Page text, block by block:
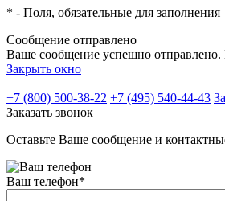
* - Поля, обязательные для заполнения
Сообщение отправлено
Ваше сообщение успешно
Закрыть окно
+7 (800) 500-38-22 +7 (495) 540-44-43
Заказать звонок
Оставьте Ваше сообщение и
Ваш телефон*